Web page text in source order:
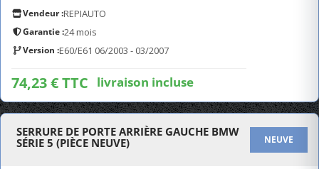
Vendeur :REPIAUTO
Garantie :24 mois
Version :E60/E61 06/2003 - 03/2007
74,23 € TTC livraison incluse
SERRURE DE PORTE ARRIÈRE GAUCHE BMW
SÉRIE 5 (PIÈCE NEUVE)
NEUVE